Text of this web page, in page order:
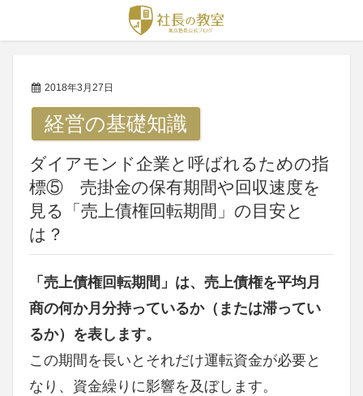
2018年3月27日
経営の基礎知識
ダイアモンド企業と呼ばれるための指
標⑤ 売掛金の保有期間や回収速度を
見る「売上債権回転期間」の目安と
は？
「売上債権回転期間」は、売上債権を平均月
商の何か月分持っているか（または滞ってい
るか）を表します。
この期間を長いとそれだけ運転資金が必要と
なり、資金繰りに影響を及ぼします。